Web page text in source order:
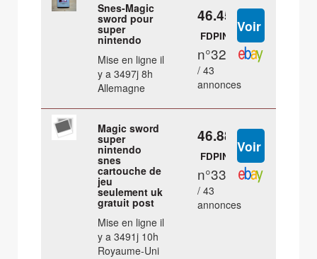
Snes-Magic
sword pour
super
nintendo
Mise en ligne il
y a 3497j 8h
Allemagne
46.45 €
FDPIN
n°32
/ 43
annonces
Magic sword
super
nintendo
snes
cartouche de
jeu
seulement uk
gratuit post
Mise en ligne il
y a 3491j 10h
Royaume-Uni
46.88 €
FDPIN
n°33
/ 43
annonces